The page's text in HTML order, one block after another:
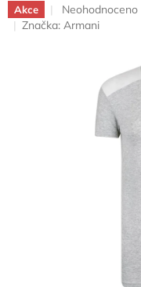
Akce
Průměrné
hodnocení
hvězdiček.
Neohodnoceno
Značka: Armani